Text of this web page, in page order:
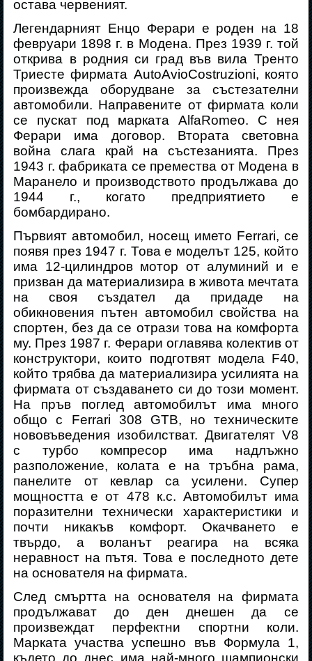
остава червеният.
Легендарният Енцо Ферари е роден на 18
февруари 1898 г. в Модена. През 1939 г. той
открива в родния си град във вила Тренто
Триесте фирмата AutoAvioCostruzioni, която
произвежда оборудване за състезателни
автомобили. Направените от фирмата коли
се пускат под марката AlfaRomeo. С нея
Ферари има договор. Втората световна
война слага край на състезанията. През
1943 г. фабриката се премества от Модена в
Маранело и производството продължава до
1944 г., когато предприятието е
бомбардирано.
Първият автомобил, носещ името Ferrari, се
появя през 1947 г. Това е моделът 125, който
има 12-цилиндров мотор от алуминий и е
призван да материализира в живота мечтата
на своя създател да придаде на
обикновения пътен автомобил свойства на
спортен, без да се отрази това на комфорта
му. През 1987 г. Ферари оглавява колектив от
конструктори, които подготвят модела F40,
който трябва да материализира усилията на
фирмата от създаването си до този момент.
На пръв поглед автомобилът има много
общо с Ferrari 308 GTB, но техническите
нововъведения изобилстват. Двигателят V8
с турбо компресор има надлъжно
разположение, колата е на тръбна рама,
панелите от кевлар са усилени. Супер
мощността е от 478 к.с. Автомобилът има
поразителни технически характеристики и
почти никакъв комфорт. Окачването е
твърдо, а воланът реагира на всяка
неравност на пътя. Това е последното дете
на основателя на фирмата.
След смъртта на основателя на фирмата
продължават до ден днешен да се
произвеждат перфектни спортни коли.
Марката участва успешно във Формула 1,